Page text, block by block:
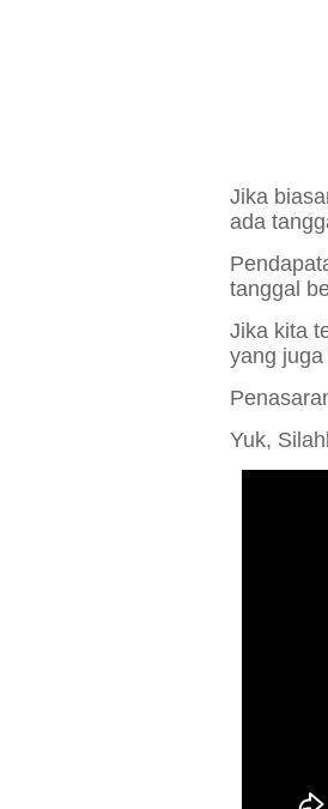
Jika
ada
tanggal
Jika kita
yang
P
Yuk,